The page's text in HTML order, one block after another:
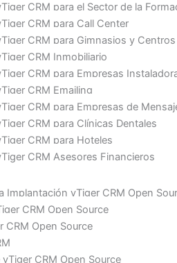
CRM para el Sector de la
CRM para Call Center
CRM para Gimnasios y
CRM Inmobiliario
CRM para Empresas
CRM Emailing
CRM para Empresas de
CRM para Clínicas Dentales
CRM para Hoteles
CRM Asesores Financieros
Implantación vTiger CRM Open
CRM Open Source
CRM Open Source
CRM Open Source